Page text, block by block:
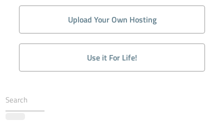
Upload Your Own Hosting
Use it For Life!